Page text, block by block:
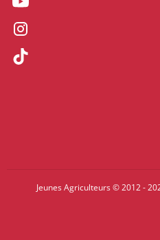
Jeunes Agriculteurs © 2012 -